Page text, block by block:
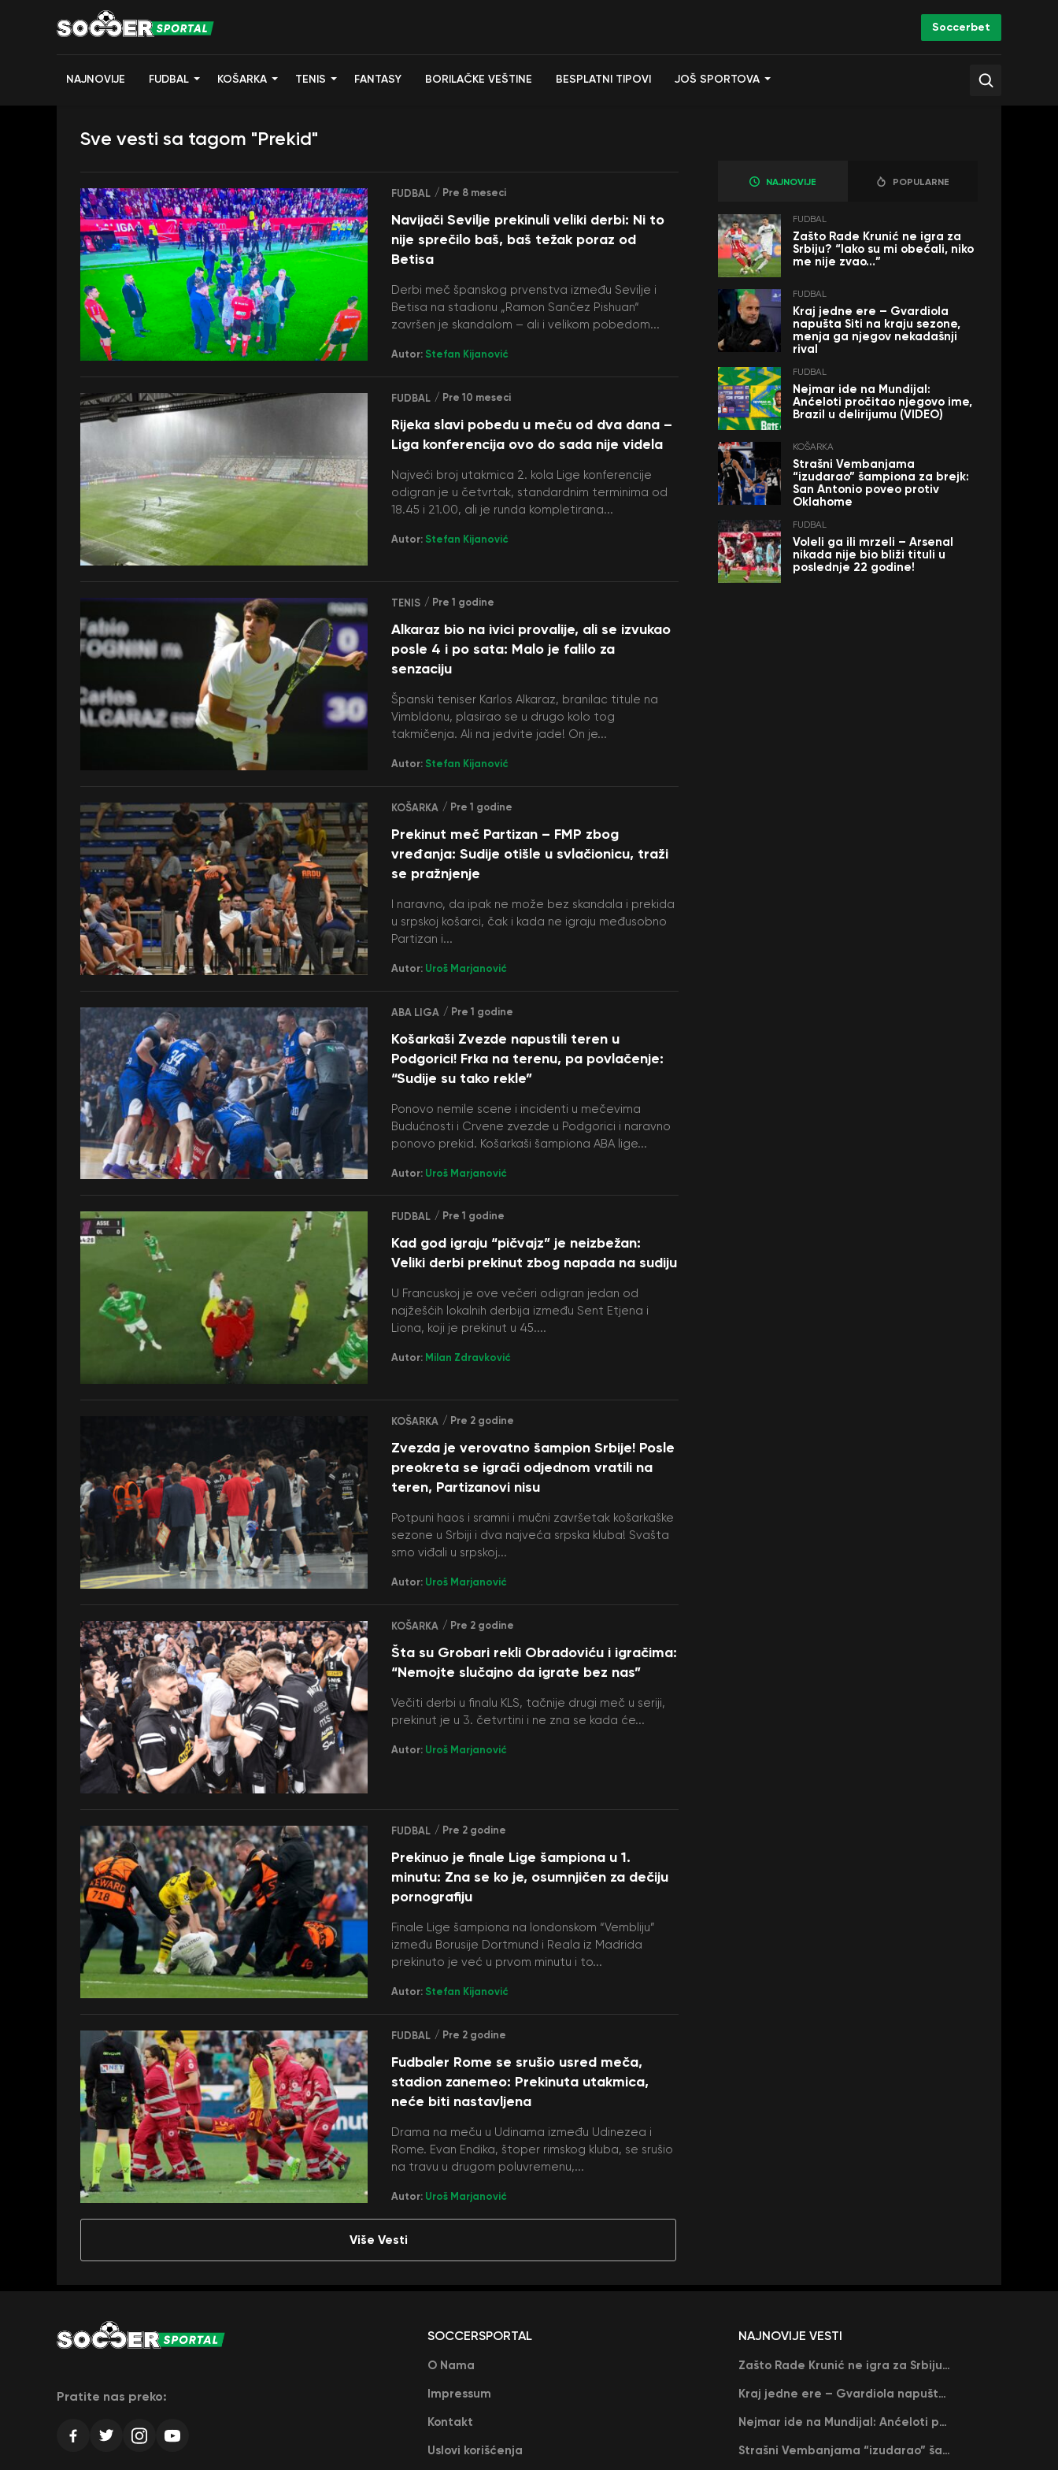
Soccerbet
NAJNOVIJE FUDBAL KOŠARKA TENIS FANTASY BORILAČKE VEŠTINE BESPLATNI TIPOVI JOŠ SPORTOVA
Sve vesti sa tagom "Prekid"
FUDBAL / Pre 8 meseci
Navijači Sevilje prekinuli veliki derbi: Ni to
nije sprečilo baš, baš težak poraz od
Betisa
Derbi meč španskog prvenstva između Sevilje i
Betisa na stadionu „Ramon Sančez Pishuan“
završen je skandalom – ali i velikom pobedom...
Autor: Stefan Kijanović
FUDBAL / Pre 10 meseci
Rijeka slavi pobedu u meču od dva dana –
Liga konferencija ovo do sada nije videla
Najveći broj utakmica 2. kola Lige konferencije
odigran je u četvrtak, standardnim terminima od
18.45 i 21.00, ali je runda kompletirana...
Autor: Stefan Kijanović
TENIS / Pre 1 godine
Alkaraz bio na ivici provalije, ali se izvukao
posle 4 i po sata: Malo je falilo za
senzaciju
Španski teniser Karlos Alkaraz, branilac titule na
Vimbldonu, plasirao se u drugo kolo tog
takmičenja. Ali na jedvite jade! On je...
Autor: Stefan Kijanović
KOŠARKA / Pre 1 godine
Prekinut meč Partizan – FMP zbog
vređanja: Sudije otišle u svlačionicu, traži
se pražnjenje
I naravno, da ipak ne može bez skandala i prekida
u srpskoj košarci, čak i kada ne igraju međusobno
Partizan i...
Autor: Uroš Marjanović
ABA LIGA / Pre 1 godine
Košarkaši Zvezde napustili teren u
Podgorici! Frka na terenu, pa povlačenje:
“Sudije su tako rekle”
Ponovo nemile scene i incidenti u mečevima
Budućnosti i Crvene zvezde u Podgorici i naravno
ponovo prekid. Košarkaši šampiona ABA lige...
Autor: Uroš Marjanović
FUDBAL / Pre 1 godine
Kad god igraju “pičvajz” je neizbežan:
Veliki derbi prekinut zbog napada na sudiju
U Francuskoj je ove večeri odigran jedan od
najžešćih lokalnih derbija između Sent Etjena i
Liona, koji je prekinut u 45....
Autor: Milan Zdravković
KOŠARKA / Pre 2 godine
Zvezda je verovatno šampion Srbije! Posle
preokreta se igrači odjednom vratili na
teren, Partizanovi nisu
Potpuni haos i sramni i mučni završetak košarkaške
sezone u Srbiji i dva najveća srpska kluba! Svašta
smo viđali u srpskoj...
Autor: Uroš Marjanović
KOŠARKA / Pre 2 godine
Šta su Grobari rekli Obradoviću i igračima:
“Nemojte slučajno da igrate bez nas”
Večiti derbi u finalu KLS, tačnije drugi meč u seriji,
prekinut je u 3. četvrtini i ne zna se kada će...
Autor: Uroš Marjanović
FUDBAL / Pre 2 godine
Prekinuo je finale Lige šampiona u 1.
minutu: Zna se ko je, osumnjičen za dečiju
pornografiju
Finale Lige šampiona na londonskom “Vembliju”
između Borusije Dortmund i Reala iz Madrida
prekinuto je već u prvom minutu i to...
Autor: Stefan Kijanović
FUDBAL / Pre 2 godine
Fudbaler Rome se srušio usred meča,
stadion zanemeo: Prekinuta utakmica,
neće biti nastavljena
Drama na meču u Udinama između Udinezea i
Rome. Evan Endika, štoper rimskog kluba, se srušio
na travu u drugom poluvremenu,...
Autor: Uroš Marjanović
Više Vesti
NAJNOVIJE POPULARNE
FUDBAL
Zašto Rade Krunić ne igra za
Srbiju? “Iako su mi obećali, niko
me nije zvao…”
FUDBAL
Kraj jedne ere – Gvardiola
napušta Siti na kraju sezone,
menja ga njegov nekadašnji
rival
FUDBAL
Nejmar ide na Mundijal:
Anćeloti pročitao njegovo ime,
Brazil u delirijumu (VIDEO)
KOŠARKA
Strašni Vembanjama
“izudarao” šampiona za brejk:
San Antonio poveo protiv
Oklahome
FUDBAL
Voleli ga ili mrzeli – Arsenal
nikada nije bio bliži tituli u
poslednje 22 godine!
Pratite nas preko:
SOCCERSPORTAL
O Nama
Impressum
Kontakt
Uslovi korišćenja
NAJNOVIJE VESTI
Zašto Rade Krunić ne igra za Srbiju? “Iako su mi obećali, niko me nije zvao…”
Kraj jedne ere – Gvardiola napušta Siti na kraju sezone, menja ga njegov nekadašnji rival
Nejmar ide na Mundijal: Anćeloti pročitao njegovo ime, Brazil u delirijumu (VIDEO)
Strašni Vembanjama “izudarao” šampiona za brejk: San Antonio poveo protiv Oklahome